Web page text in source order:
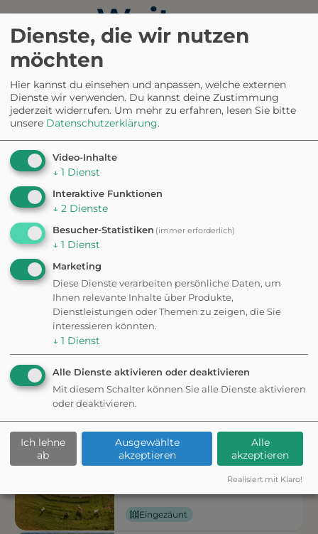
Weitere
Ausflugsziele in der
Nähe
HUNDEAUSLAUFPLATZ
HUNDEAUSLAUFPLATZ
HUNDEAUSLAUFPLATZ
Hundespielplatz Wangen
HUNDEAUSLAUFPLATZ
Hundespielplatz Gnesener
Str
Eingezäunt
HUNDEAUSLAUFPLATZ
Eingezäunt
Dienste, die wir nutzen
möchten
Hier kannst du einsehen und anpassen, welche externen
Dienste wir verwenden. Du kannst deine Zustimmung
jederzeit widerrufen. Um mehr zu erfahren, lesen Sie bitte
unsere Datenschutzerklärung.
Video-Inhalte
↓ 1 Dienst
Interaktive Funktionen
↓ 2 Dienste
Besucher-Statistiken (immer erforderlich)
↓ 1 Dienst
Marketing
Diese Dienste verarbeiten persönliche Daten, um
Ihnen relevante Inhalte über Produkte,
Dienstleistungen oder Themen zu zeigen, die Sie
interessieren könnten.
↓ 1 Dienst
Alle Dienste aktivieren oder deaktivieren
Mit diesem Schalter können Sie alle Dienste aktivieren
oder deaktivieren.
Ich lehne
ab
Ausgewählte
akzeptieren
Alle
akzeptieren
Realisiert mit Klaro!